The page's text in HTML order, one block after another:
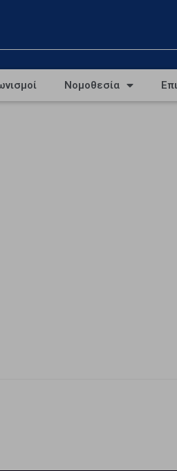
Νομοθεσία